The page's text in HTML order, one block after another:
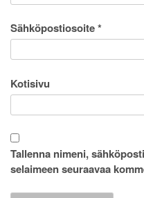
Sähköpostiosoite*
Kotisivu
Tallenna nimeni,
selaimeen seuraavaa